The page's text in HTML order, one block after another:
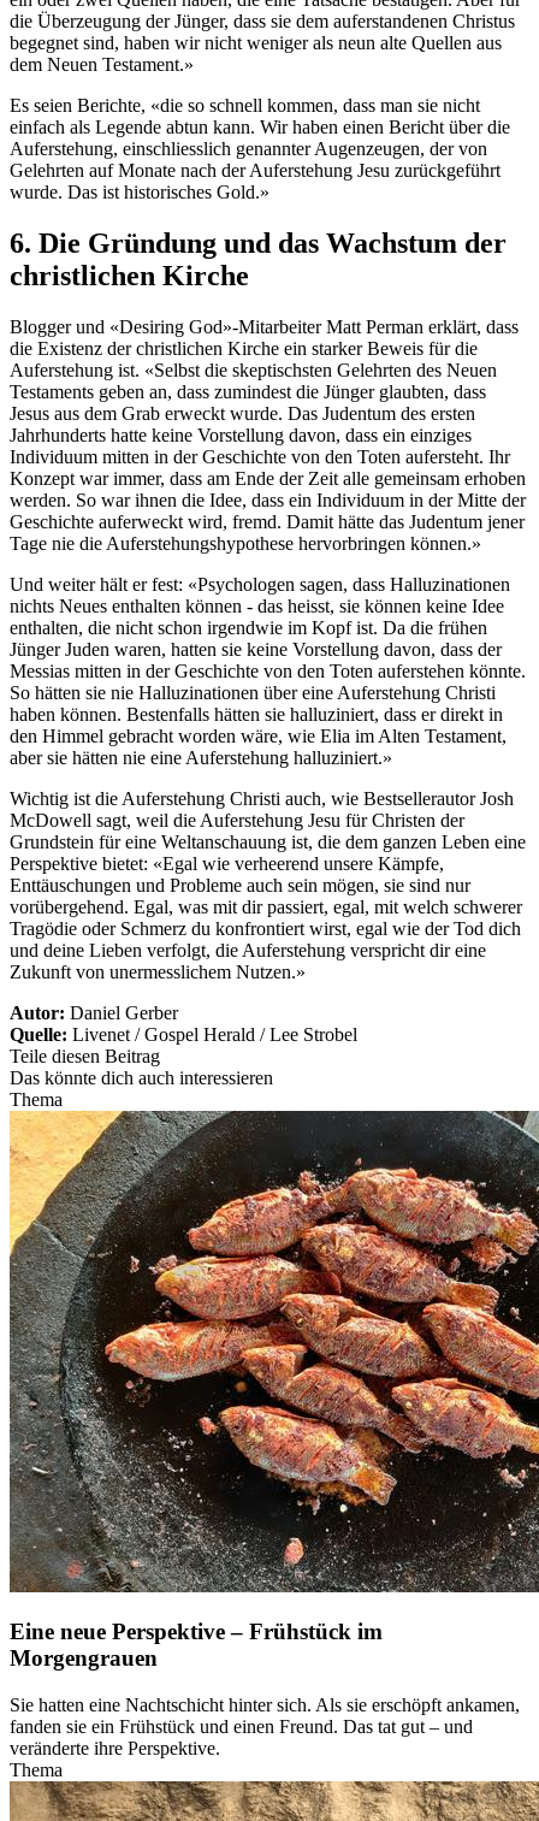
die Überzeugung der Jünger, dass sie dem auferstandenen Christus
begegnet sind, haben wir nicht weniger als neun alte Quellen aus
dem Neuen Testament.»
Es seien Berichte, «die so schnell kommen, dass man sie nicht
einfach als Legende abtun kann. Wir haben einen Bericht über die
Auferstehung, einschliesslich genannter Augenzeugen, der von
Gelehrten auf Monate nach der Auferstehung Jesu zurückgeführt
wurde. Das ist historisches Gold.»
6. Die Gründung und das Wachstum der
christlichen Kirche
Blogger und «Desiring God»-Mitarbeiter Matt Perman erklärt, dass
die Existenz der christlichen Kirche ein starker Beweis für die
Auferstehung ist. «Selbst die skeptischsten Gelehrten des Neuen
Testaments geben an, dass zumindest die Jünger glaubten, dass
Jesus aus dem Grab erweckt wurde. Das Judentum des ersten
Jahrhunderts hatte keine Vorstellung davon, dass ein einziges
Individuum mitten in der Geschichte von den Toten aufersteht. Ihr
Konzept war immer, dass am Ende der Zeit alle gemeinsam erhoben
werden. So war ihnen die Idee, dass ein Individuum in der Mitte der
Geschichte auferweckt wird, fremd. Damit hätte das Judentum jener
Tage nie die Auferstehungshypothese hervorbringen können.»
Und weiter hält er fest: «Psychologen sagen, dass Halluzinationen
nichts Neues enthalten können - das heisst, sie können keine Idee
enthalten, die nicht schon irgendwie im Kopf ist. Da die frühen
Jünger Juden waren, hatten sie keine Vorstellung davon, dass der
Messias mitten in der Geschichte von den Toten auferstehen könnte.
So hätten sie nie Halluzinationen über eine Auferstehung Christi
haben können. Bestenfalls hätten sie halluziniert, dass er direkt in
den Himmel gebracht worden wäre, wie Elia im Alten Testament,
aber sie hätten nie eine Auferstehung halluziniert.»
Wichtig ist die Auferstehung Christi auch, wie Bestsellerautor Josh
McDowell sagt, weil die Auferstehung Jesu für Christen der
Grundstein für eine Weltanschauung ist, die dem ganzen Leben eine
Perspektive bietet: «Egal wie verheerend unsere Kämpfe,
Enttäuschungen und Probleme auch sein mögen, sie sind nur
vorübergehend. Egal, was mit dir passiert, egal, mit welch schwerer
Tragödie oder Schmerz du konfrontiert wirst, egal wie der Tod dich
und deine Lieben verfolgt, die Auferstehung verspricht dir eine
Zukunft von unermesslichem Nutzen.»
Autor: Daniel Gerber
Quelle: Livenet / Gospel Herald / Lee Strobel
Teile diesen Beitrag
Das könnte dich auch interessieren
Thema
Eine neue Perspektive – Frühstück im
Morgengrauen
Sie hatten eine Nachtschicht hinter sich. Als sie erschöpft ankamen,
fanden sie ein Frühstück und einen Freund. Das tat gut – und
veränderte ihre Perspektive.
Thema